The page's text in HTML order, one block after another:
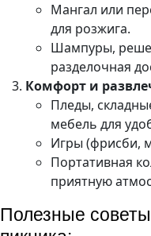
Мангал или
для розжига.
Шампуры,
разделочная
Комфорт и
Пледы,
мебель для
Игры (фрисби,
Портативная
приятную
Полезные